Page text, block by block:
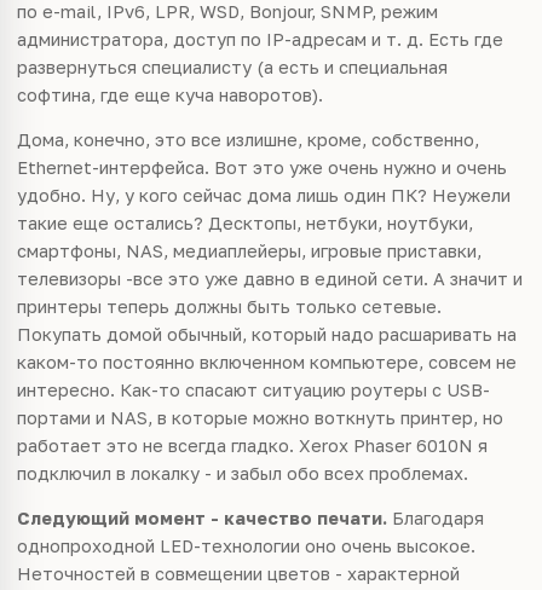
по e-mail, IPv6, LPR, WSD, Bonjour, SNMP, режим
администратора, доступ по IP-адресам и т. д. Есть где
развернуться специалисту (а есть и специальная
софтина, где еще куча наворотов).
Дома, конечно, это все излишне, кроме, собственно,
Ethernet-интерфейса. Вот это уже очень нужно и очень
удобно. Ну, у кого сейчас дома лишь один ПК? Неужели
такие еще остались? Десктопы, нетбуки, ноутбуки,
смартфоны, NAS, медиаплейеры, игровые приставки,
телевизоры -все это уже давно в единой сети. А значит и
принтеры теперь должны быть только сетевые.
Покупать домой обычный, который надо расшаривать на
каком-то постоянно включенном компьютере, совсем не
интересно. Как-то спасают ситуацию роутеры с USB-
портами и NAS, в которые можно воткнуть принтер, но
работает это не всегда гладко. Xerox Phaser 6010N я
подключил в локалку - и забыл обо всех проблемах.
Следующий момент - качество печати. Благодаря
однопроходной LED-технологии оно очень высокое.
Неточностей в совмещении цветов - характерной